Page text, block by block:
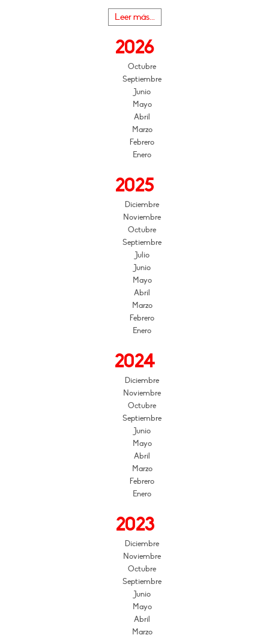
Leer más...
2026
Octubre
Septiembre
Junio
Mayo
Abril
Marzo
Febrero
Enero
2025
Diciembre
Noviembre
Octubre
Septiembre
Julio
Junio
Mayo
Abril
Marzo
Febrero
Enero
2024
Diciembre
Noviembre
Octubre
Septiembre
Junio
Mayo
Abril
Marzo
Febrero
Enero
2023
Diciembre
Noviembre
Octubre
Septiembre
Junio
Mayo
Abril
Marzo